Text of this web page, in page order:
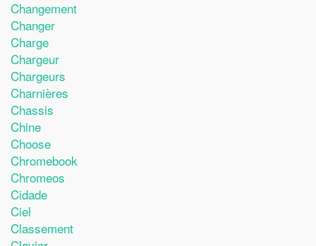
Changement
Changer
Charge
Chargeur
Chargeurs
Charnières
Chassis
Chine
Choose
Chromebook
Chromeos
Cidade
Ciel
Classement